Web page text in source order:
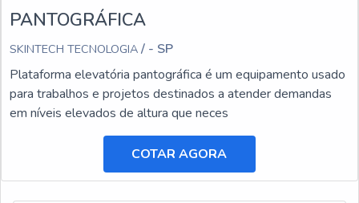
PANTOGRÁFICA
SKINTECH TECNOLOGIA / - SP
Plataforma elevatória pantográfica é um equipamento usado
para trabalhos e projetos destinados a atender demandas
em níveis elevados de altura que neces
COTAR AGORA